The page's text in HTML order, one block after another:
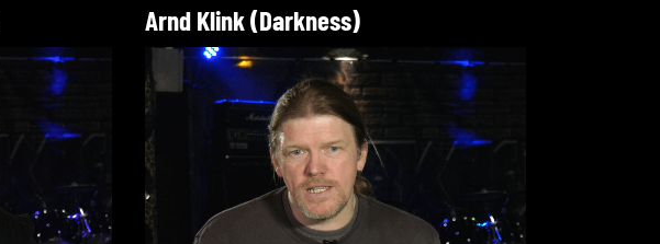
Arnd Klink (Darkness)